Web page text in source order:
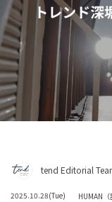
trill nordot
「な
tend Editorial
2025.10.28(Tue) HUMAN（